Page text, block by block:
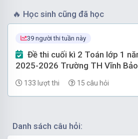
a) Đáp án đúng là: D
A.80 – 50 = 30 B .65 – 24 = 41 C.
23 = 42
🔥 Học sinh cũng đã học
39 người thi tuần này
2025-2026 Trường TH Vĩnh Bảo
133 lượt thi 15 câu hỏi
Danh sách câu hỏi: